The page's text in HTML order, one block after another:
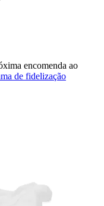
encomenda ao
de fidelização